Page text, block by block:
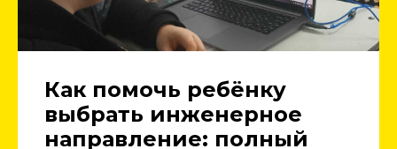
Как помочь ребёнку
выбрать инженерное
направление: полный